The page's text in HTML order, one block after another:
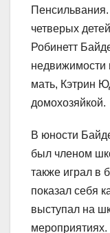
четверых
Робинетт
недвижимости
мать, Кэтрин
домохозяйкой.
В юности
был членом
также играл в
показал себя
выступал на